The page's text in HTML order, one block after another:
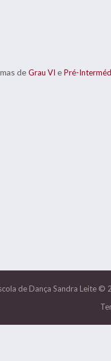
deGrau VI ePré-
de Dança Sandra Leite ©